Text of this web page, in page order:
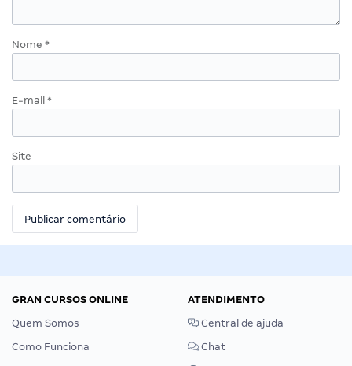
Nome *
E-mail *
Site
GRAN CURSOS ONLINE
Quem Somos
Como Funciona
ATENDIMENTO
Central de ajuda
Chat